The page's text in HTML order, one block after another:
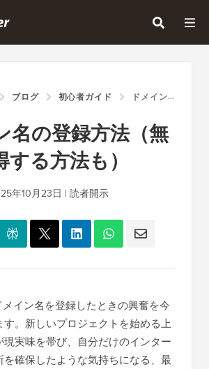
ブログ 初心者ガイド ドメイン名の登録方法（無料で取得する方法も）
名の登録方法（無
る方法も）
年10月23日 | 読者開示
メイン名を登録したときの興奮を今
す。新しいプロジェクトを始める上
現実味を帯び、自分だけのインター
を確保したような気持ちになる、最